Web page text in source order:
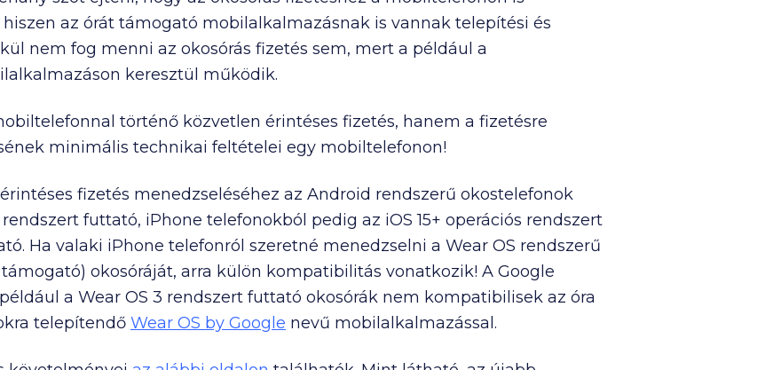
az órát támogató mobilalkalmazásnak is vannak telepítési és
nem fog menni az okosórás fizetés sem, mert a például a
keresztül működik.
történő közvetlen érintéses fizetés, hanem a fizetésre
minimális technikai feltételei egy mobiltelefonon!
fizetés menedzseléséhez az Android rendszerű okostelefonok
futtató, iPhone telefonokból pedig az iOS 15+ operációs rendszert
Ha valaki iPhone telefonról szeretné menedzselni a Wear OS rendszerű
okosóráját, arra külön kompatibilitás vonatkozik! A Google
a Wear OS 3 rendszert futtató okosórák nem kompatibilisek az óra
telepítendő Wear OS by Google nevű mobilalkalmazással.